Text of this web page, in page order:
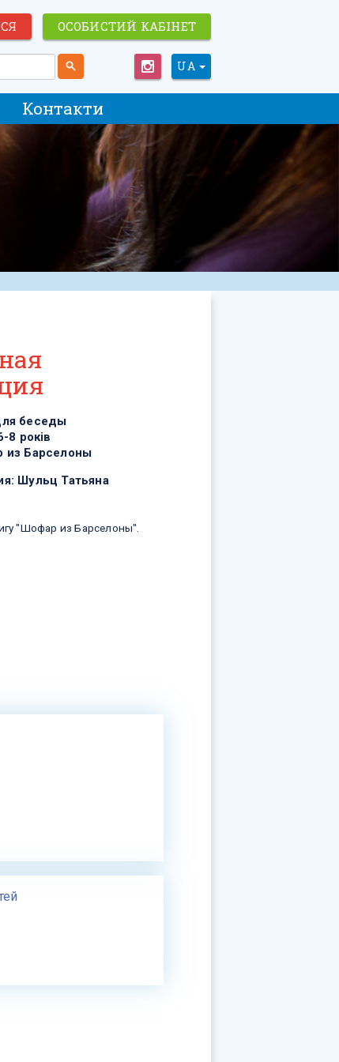
ОСОБИСТИЙ КАБІНЕТ
UA
Контакти
беседы
8 років
из Барселоны
Шульц Татьяна
"Шофар из Барселоны".